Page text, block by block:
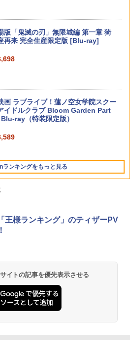
者 Way of the Sword 【Switch2】
P-ABNMA
典】トゥームレイダー：レガシー・
コスチューム「ララ・クロフト・サ
ンパス（ダウンロード版）※3,200
ーム互換機 )（ コントローラーアダ
ーセット ）CY-RF-RW HDMI出力 ど
もセーブ 互換機種 FC SFC SNES G
GBA MD GEN PCE TG-16 PCE
料無料】劇場版「鬼滅の刃」無限城
第一章 猗窩座再来(通常版)【Blu-ra
テンドープリペイド番号 5000円|オ
インコード版
正品】DualSense ワイヤレスコン
内正規品】Thrustmaster スラスト
PS5 Pro、Xbox One、Xbox Serie
版「鬼滅の刃」無限城編 第一章 猗
再来 完全生産限定版 [Blu-ray]
画 ラブライブ！蓮ノ空女学院スクー
イドルクラブ Bloom Garden Part
ray（特装限定版）
ランキングをもっと見る
王様ランキング」のティザーPV
イトの記事を優先表示させる